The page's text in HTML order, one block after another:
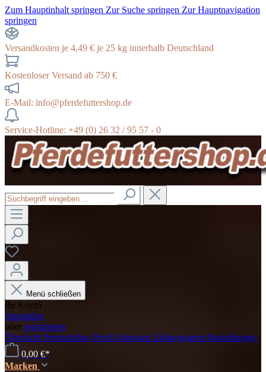
Zum Hauptinhalt springen Zur Suche springen Zur Hauptnavigation
springen
Versandkosten je 4,49 € je 25 kg innerhalb Deutschland
Kostenloser Versand ab 750 €
E-Mail: info@pferdefuttershop.de
Service-Hotline: +49 (0) 26 32 / 95 57 - 0
Menü schließen
Ihr Konto
Anmelden
oder registrieren
Übersicht Persönliches Profil Adressen Zahlungsarten Bestellungen
0,00 €*
Marken